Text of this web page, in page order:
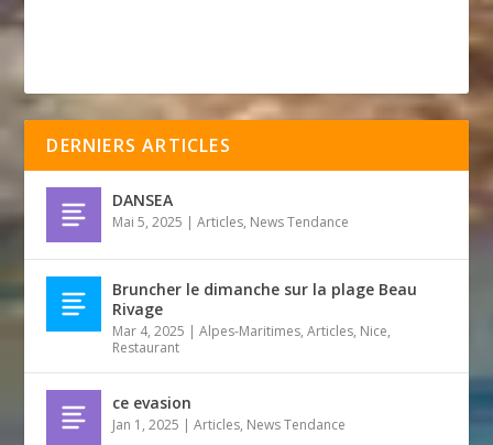
DERNIERS ARTICLES
DANSEA
Mai 5, 2025 |Articles, News Tendance
Bruncher le dimanche sur la plage Beau
Rivage
Mar 4, 2025 |Alpes-Maritimes,Articles, Nice,
Restaurant
ce evasion
Jan 1, 2025 |Articles, News Tendance